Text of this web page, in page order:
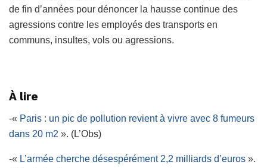
de fin d’années pour dénoncer la hausse continue des
agressions contre les employés des transports en
communs, insultes, vols ou agressions.
À lire
-« Paris : un pic de pollution revient à vivre avec 8 fumeurs
dans 20 m2 ». (L’Obs)
-« L’armée cherche désespérément 2,2 milliards d’euros ».